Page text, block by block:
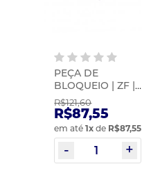
PEÇA DE
BLOQUEIO | ZF |
1341307053
R$121,60
R$87,55
em até1x de R$87,55